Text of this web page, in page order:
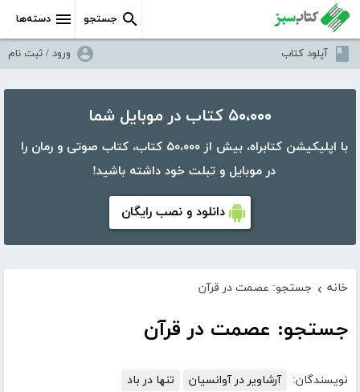
دسته‌ها جستجو
آپلود کتاب ورود / ثبت نام
۵۰،۰۰۰ کتاب در موبایل شما
با اپلیکیشن کتابراه، بیش از ۵۰،۰۰۰ کتاب، کتاب صوتی و رمان را
در موبایل و تبلت خود داشته باشید!
دانلود و نصب رایگان
خانه › جستجو: عصمت در قرآن
جستجو: عصمت در قرآن
نویسندگان: آرشاویر در آوانسیان
تنها در باد